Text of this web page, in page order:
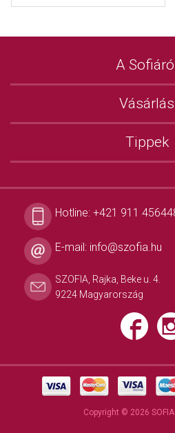
A
Vásárlás
Tippek
Hotline: +421 911
E-mail: info@szofia.hu
SZOFIA, Rajka, Beke u. 4.
9224 Magyarország
Copyright © 2026